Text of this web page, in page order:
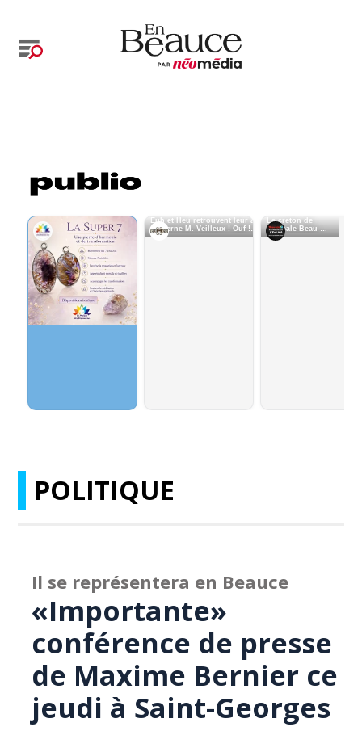
POLITIQUE
Il se représentera en Beauce
«Importante»
conférence de presse
de Maxime Bernier ce
jeudi à Saint-Georges